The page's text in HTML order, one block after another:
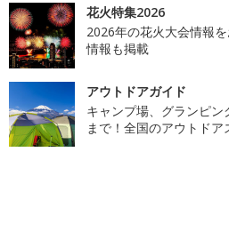
花火特集2026
2026年の花火大会情報
情報も掲載
アウトドアガイド
キャンプ場、グランピ
まで！全国のアウトド